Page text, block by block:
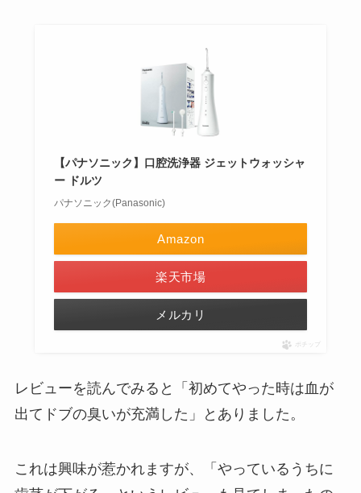
【パナソニック】口腔洗浄器 ジェットウォッシャ
ー ドルツ
パナソニック(Panasonic)
Amazon
楽天市場
メルカリ
ポチップ
レビューを読んでみると「初めてやった時は血が
出てドブの臭いが充満した」とありました。
これは興味が惹かれますが、「やっているうちに